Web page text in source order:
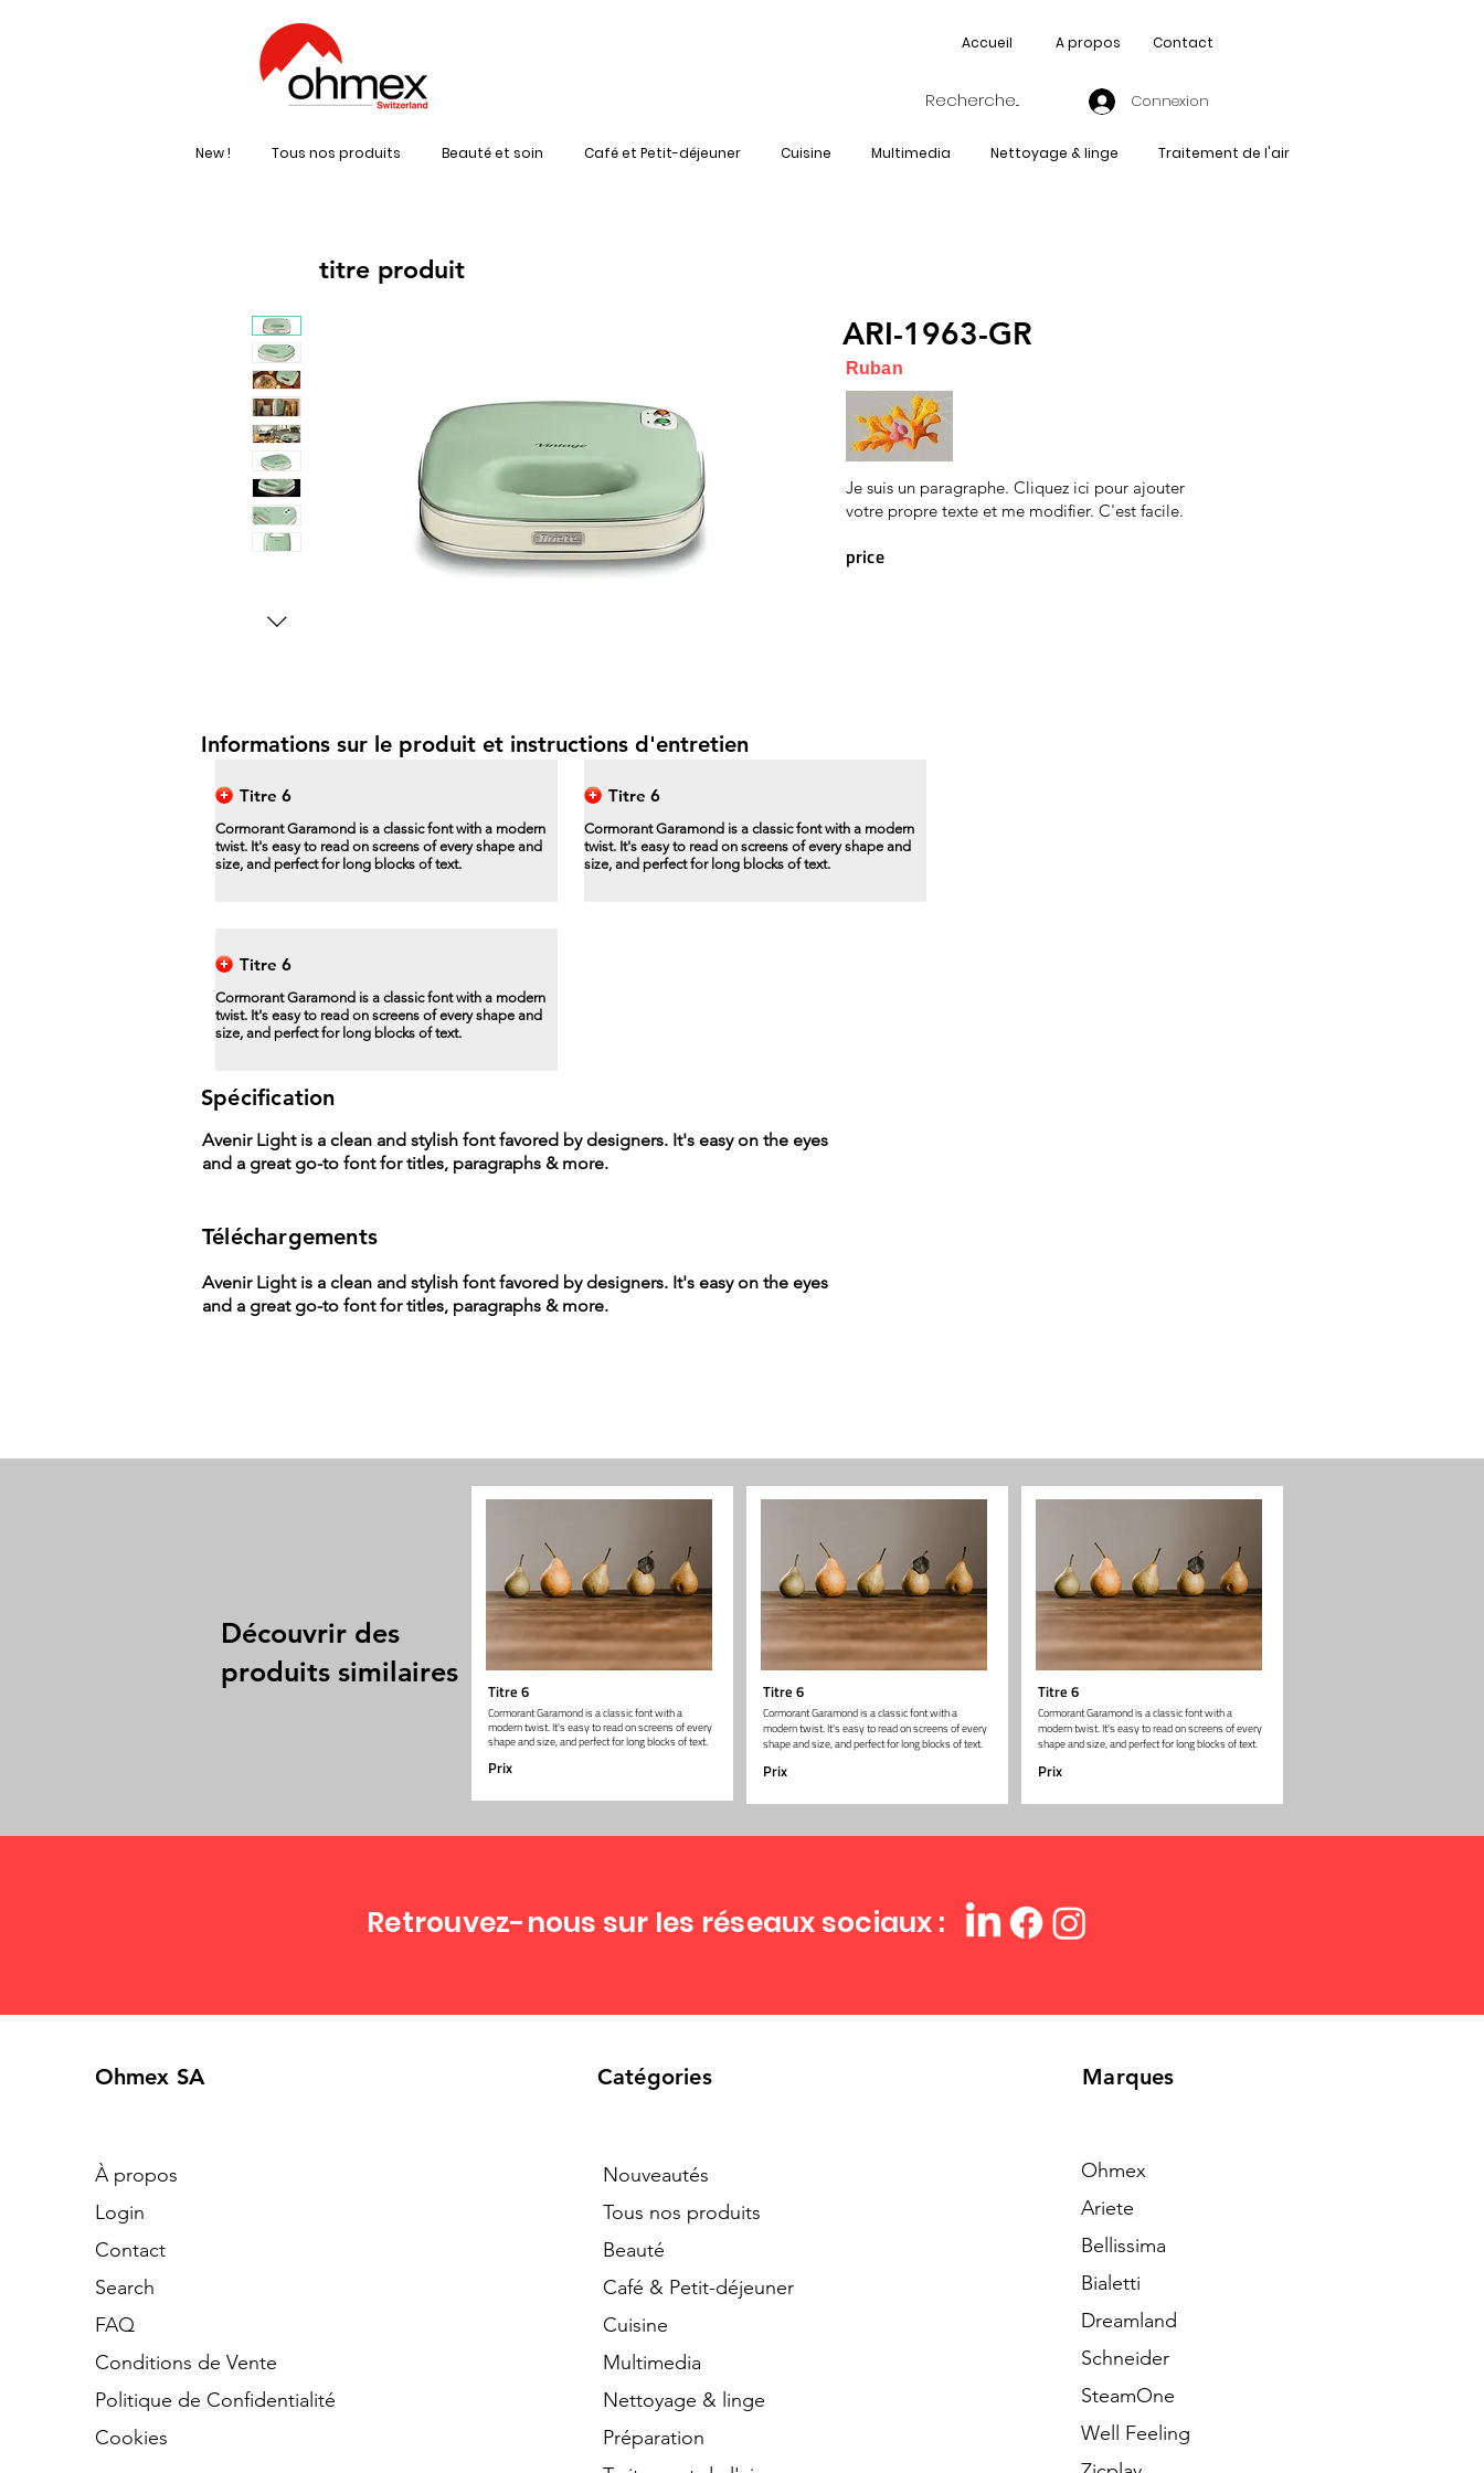
Accueil A propos Contact
Connexion
New ! Tous nos produits Beauté et soin Café et Petit-déjeuner Cuisine Multimedia Nettoyage & linge Traitement de l'air
titre produit
ARI-1963-GR
Je suis un paragraphe. Cliquez ici pour ajouter
votre propre texte et me modifier. C'est facile.
price
Ruban
Informations sur le produit et instructions d'entretien
Titre 6
Cormorant Garamond is a classic font with a modern
twist. It's easy to read on screens of every shape and
size, and perfect for long blocks of text.
Titre 6
Cormorant Garamond is a classic font with a modern
twist. It's easy to read on screens of every shape and
size, and perfect for long blocks of text.
Titre 6
Cormorant Garamond is a classic font with a modern
twist. It's easy to read on screens of every shape and
size, and perfect for long blocks of text.
Spécification
Avenir Light is a clean and stylish font favored by designers. It's easy on the eyes
and a great go-to font for titles, paragraphs & more.
Téléchargements
Avenir Light is a clean and stylish font favored by designers. It's easy on the eyes
and a great go-to font for titles, paragraphs & more.
Découvrir des
produits similaires
Titre 6
Cormorant Garamond is a classic font with a
modern twist. It's easy to read on screens of every
shape and size, and perfect for long blocks of text.
Prix
Titre 6
Cormorant Garamond is a classic font with a
modern twist. It's easy to read on screens of every
shape and size, and perfect for long blocks of text.
Prix
Titre 6
Cormorant Garamond is a classic font with a
modern twist. It's easy to read on screens of every
shape and size, and perfect for long blocks of text.
Prix
Retrouvez-nous sur les réseaux sociaux :
Ohmex SA
À propos
Login
Contact
Search
​FAQ
Conditions de Vente
Politique de Confidentialité
Cookies
Catégories
Nouveautés
Tous nos produits
Beauté
Café & Petit-déjeuner
Cuisine
Multimedia
Nettoyage & linge
Préparation
Marques
Ohmex
Ariete
Bellissima
Bialetti
Dreamland
Schneider
SteamOne
Well Feeling